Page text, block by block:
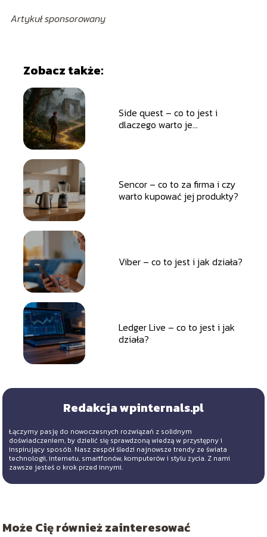
Artykuł sponsorowany
Zobacz także:
Side quest – co to jest i
dlaczego warto je
Sencor – co to za firma i czy
warto kupować jej produkty?
Viber – co to jest i jak działa?
Ledger Live – co to jest i jak
działa?
Redakcja wpinternals.pl
Łączymy pasję do nowoczesnych rozwiązań z solidnym
doświadczeniem, by dzielić się sprawdzoną wiedzą w przystępny i
inspirujący sposób. Nasz zespół śledzi najnowsze trendy ze świata
technologii, internetu, smartfonów, komputerów i stylu życia. Z nami
zawsze jesteś o krok przed innymi.
Może Cię również zainteresować